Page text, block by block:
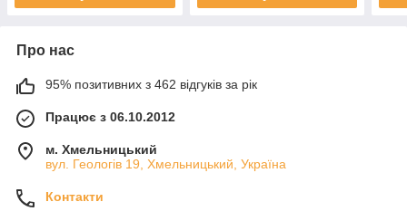
Про нас
95% позитивних з 462 відгуків за рік
Працює з 06.10.2012
м. Хмельницький
вул. Геологів 19, Хмельницький, Україна
Контакти